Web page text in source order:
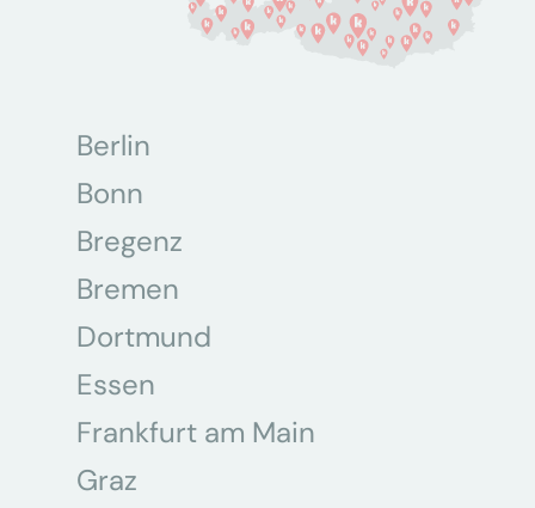
Berlin
Bonn
Bregenz
Bremen
Dortmund
Essen
Frankfurt am Main
Graz